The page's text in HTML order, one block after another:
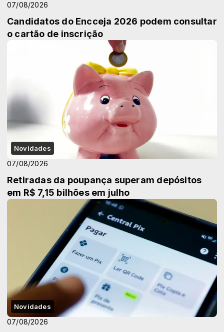
07/08/2026
Candidatos do Encceja 2026 podem consultar
o cartão de inscrição
Novidades
07/08/2026
Retiradas da poupança superam depósitos
em R$ 7,15 bilhões em julho
Novidades
07/08/2026